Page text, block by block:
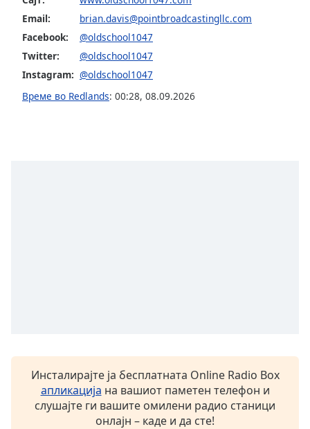
Opacity
Caption
Area
Email:
brian.davis@pointbroadcastingllc.com
Facebook:
@oldschool1047
Twitter:
@oldschool1047
Instagram: @oldschool1047
Време во Redlands: 00:28, 08.09.2026
Инсталирајте ја бесплатната Online Radio Box
апликација на вашиот паметен телефон и
слушајте ги вашите омилени радио станици
онлајн – каде и да сте!